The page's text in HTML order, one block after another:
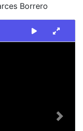
Borrero
Next